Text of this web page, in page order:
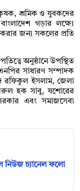
কৃষক, শ্রমিক ও যুবকদের
গড়ার লক্ষ্যে
করার জন্য সকলের প্রতি
অনুষ্ঠানে উপস্থিত
সাধারণ সম্পাদক
রফিকুল ইসলাম, জেলা
হক সাবু, যশোরের
এবং সমাজসেবা
নিউজ চ্যানেল ফলো